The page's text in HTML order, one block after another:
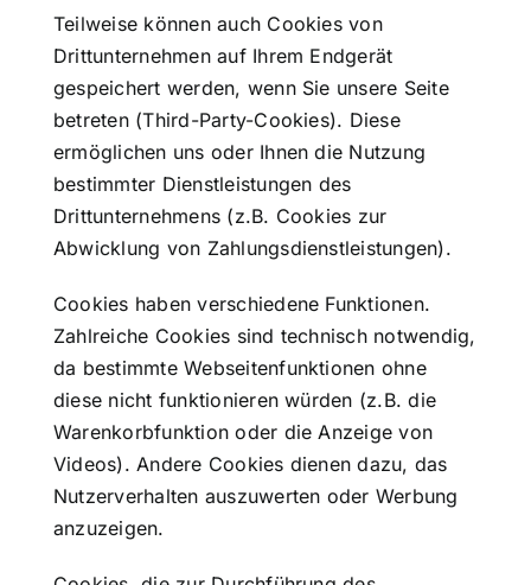
Teilweise können auch Cookies von
Drittunternehmen auf Ihrem Endgerät
gespeichert werden, wenn Sie unsere Seite
betreten (Third-Party-Cookies). Diese
ermöglichen uns oder Ihnen die Nutzung
bestimmter Dienstleistungen des
Drittunternehmens (z.B. Cookies zur
Abwicklung von Zahlungsdienstleistungen).
Cookies haben verschiedene Funktionen.
Zahlreiche Cookies sind technisch notwendig,
da bestimmte Webseitenfunktionen ohne
diese nicht funktionieren würden (z.B. die
Warenkorbfunktion oder die Anzeige von
Videos). Andere Cookies dienen dazu, das
Nutzerverhalten auszuwerten oder Werbung
anzuzeigen.